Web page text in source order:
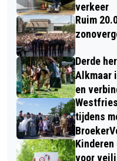
verkeer
Ruim
Derde
Alkmaar
en
tijdens
voor